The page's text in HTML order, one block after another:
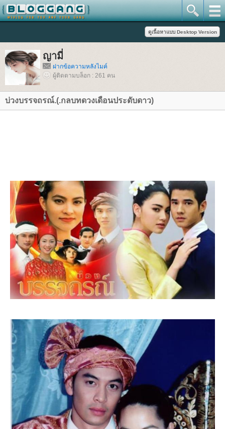
ญามี่
ฝากข้อความหลังไมค์
ผู้ติดตามบล็อก : 261 คน
บ่วงบรรจถรณ์.(.กลบทดวงเดือนประดับดาว)